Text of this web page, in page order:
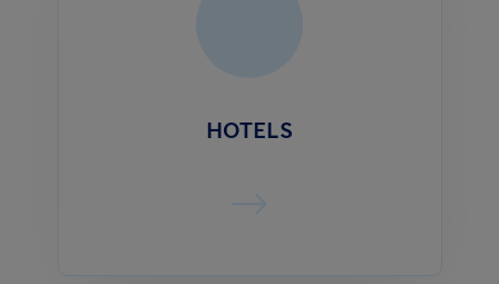
HOTELS